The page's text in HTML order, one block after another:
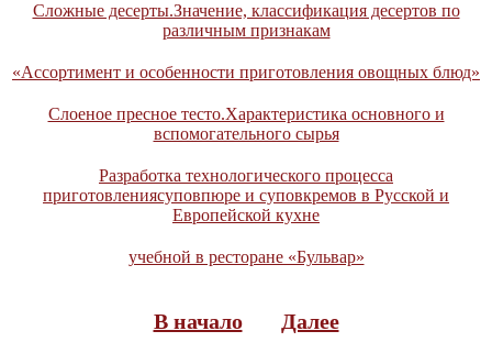
Сложные десерты.Значение, классификация десертов по
различным признакам
«Ассортимент и особенности приготовления овощных блюд»
Слоеное пресное тесто.Характеристика основного и
вспомогательного сырья
Разработка технологического процесса
приготовлениясуповпюре и суповкремов в Русской и
Европейской кухне
учебной в ресторане «Бульвар»
В начало Далее